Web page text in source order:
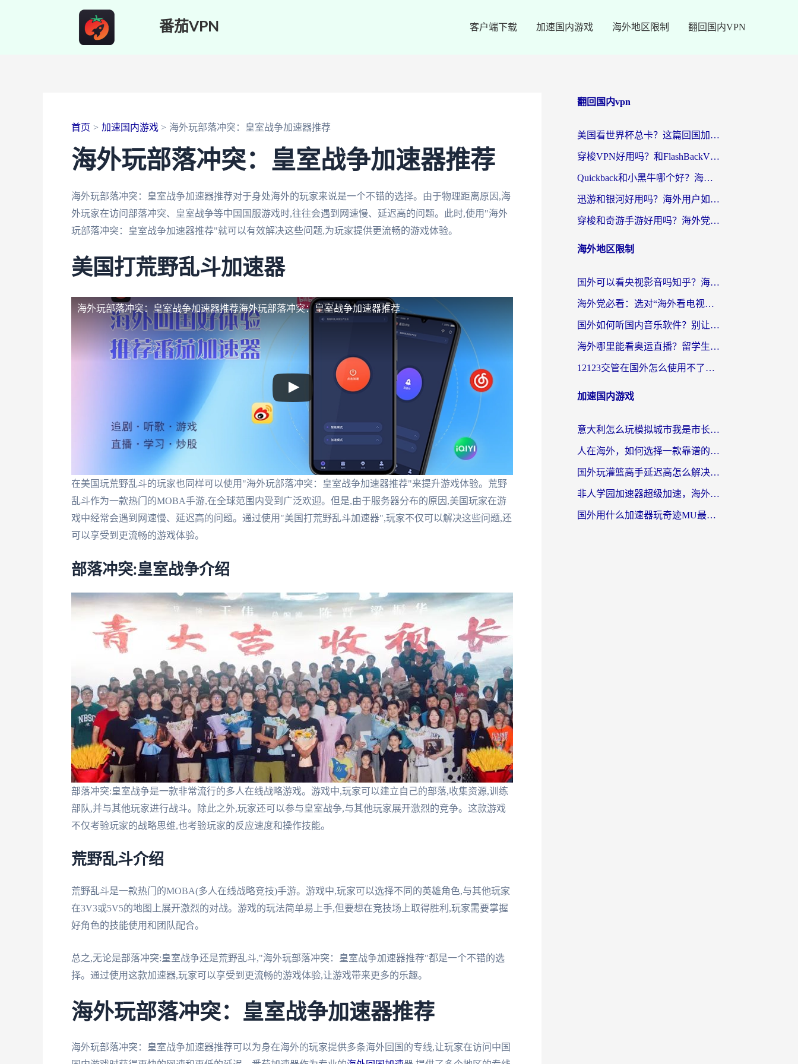
番茄VPN 客户端下载 加速国内游戏 海外地区限制 翻回国内VPN
首页 加速国内游戏 海外玩部落冲突：皇室战争加速器推荐
海外玩部落冲突：皇室战争加速器推荐
海外玩部落冲突：皇室战争加速器推荐对于身处海外的玩家来说是一个不错的选择。由于物理距离原因,海
外玩家在访问部落冲突、皇室战争等中国国服游戏时,往往会遇到网速慢、延迟高的问题。此时,使用"海外
玩部落冲突：皇室战争加速器推荐"就可以有效解决这些问题,为玩家提供更流畅的游戏体验。
美国打荒野乱斗加速器
海外玩部落冲突：皇室战争加速器推荐海外玩部落冲突：皇室战争加速器推荐
在美国玩荒野乱斗的玩家也同样可以使用"海外玩部落冲突：皇室战争加速器推荐"来提升游戏体验。荒野
乱斗作为一款热门的MOBA手游,在全球范围内受到广泛欢迎。但是,由于服务器分布的原因,美国玩家在游
戏中经常会遇到网速慢、延迟高的问题。通过使用"美国打荒野乱斗加速器",玩家不仅可以解决这些问题,还
可以享受到更流畅的游戏体验。
部落冲突:皇室战争介绍
部落冲突:皇室战争是一款非常流行的多人在线战略游戏。游戏中,玩家可以建立自己的部落,收集资源,训练
部队,并与其他玩家进行战斗。除此之外,玩家还可以参与皇室战争,与其他玩家展开激烈的竞争。这款游戏
不仅考验玩家的战略思维,也考验玩家的反应速度和操作技能。
荒野乱斗介绍
荒野乱斗是一款热门的MOBA(多人在线战略竞技)手游。游戏中,玩家可以选择不同的英雄角色,与其他玩家
在3V3或5V5的地图上展开激烈的对战。游戏的玩法简单易上手,但要想在竞技场上取得胜利,玩家需要掌握
好角色的技能使用和团队配合。
总之,无论是部落冲突:皇室战争还是荒野乱斗,"海外玩部落冲突：皇室战争加速器推荐"都是一个不错的选
择。通过使用这款加速器,玩家可以享受到更流畅的游戏体验,让游戏带来更多的乐趣。
海外玩部落冲突：皇室战争加速器推荐
海外玩部落冲突：皇室战争加速器推荐可以为身在海外的玩家提供多条海外回国的专线,让玩家在访问中国
翻回国内vpn
美国看世界杯总卡？这篇回国加速器指南帮你无缝刷国内资源（附苹果手机VPN设置步骤）
穿梭VPN好用吗？和FlashBackVPN对比哪个回国效果更好？
Quickback和小黑牛哪个好？海外党亲测指南，选对回国加速器秒回国内
迅游和银河好用吗？海外用户如何选择回国加速器实现无缝访问国内资源
穿梭和奇游手游好用吗？海外党亲测3款回国加速器，附蜜蜂加速器七天试用攻略
海外地区限制
国外可以看央视影音吗知乎？海外党亲测有效的回国加速方案
海外党必看：选对“海外看电视剧软件”，再也不用愁国内剧刷不了
国外如何听国内音乐软件？别让地域限制，断了你的中文歌单
海外哪里能看奥运直播？留学生&海外华人必看的体育赛事观赛终极指南
12123交管在国外怎么使用不了？海外华人必看的无缝访问国内资源指南
加速国内游戏
意大利怎么玩模拟城市我是市长？海外党国服游戏加速终极攻略（附三国3量子特攻解决办法）
人在海外，如何选择一款靠谱的玩剑灵2加速器？
国外玩灌篮高手延迟高怎么解决？海外玩家国服游戏加速终极指南
非人学园加速器超级加速，海外玩家重返国服的通行证
国外用什么加速器玩奇迹MU最好？2026海外玩家国服游戏加速全攻略